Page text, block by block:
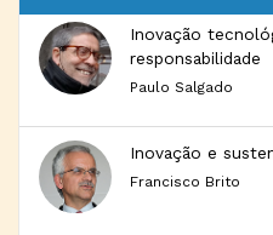
Inovação
responsabilidade
Paulo Salgado
Inovação e
Francisco Brito